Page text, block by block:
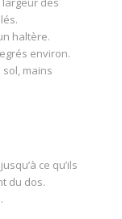
haltère.
environ.
mains
ce qu’ils
du dos.